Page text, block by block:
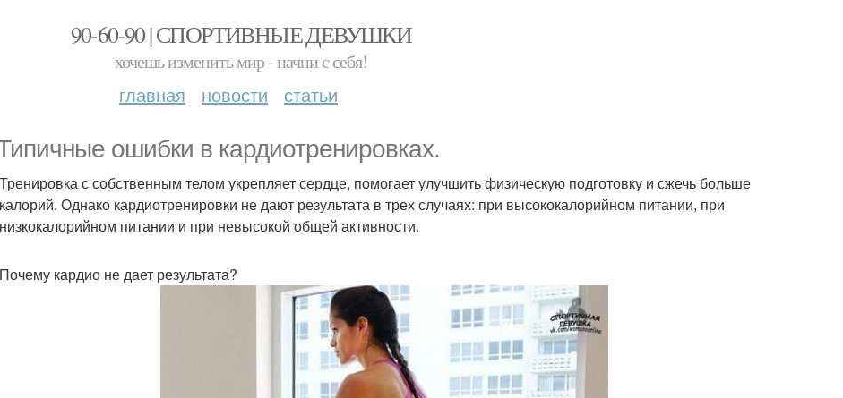
90-60-90 | СПОРТИВНЫЕ ДЕВУШКИ
хочешь изменить мир - начни с себя!
главная новости статьи
ошибки в кардиотренировках.
Тренировка с собственным телом укрепляет сердце, помогает улучшить физическую подготовку и сжечь больше
калорий. Однако кардиотренировки не дают результата в трех случаях: при высококалорийном питании, при
низкокалорийном питании и при невысокой общей активности.
Почему кардио не дает результата?